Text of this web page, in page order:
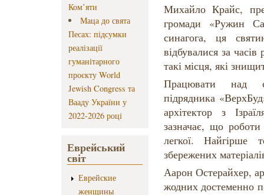
Ком’яти
Маца до свята
Песах: підсумки
реалізації
гуманітарного
проєкту World
Jewish Congress та
Вааду України у
2022-2026 році
Еврейський
світ
Еврейские
женщины
Михайло Крайс,
громади «Ружин
синагога, ця
відбувалися за
такі місця, які
Працювати над
підрядника
архітектор з
зазначає, що
легкої.
збережених
Аарон Остерайхер,
жодних достеменно